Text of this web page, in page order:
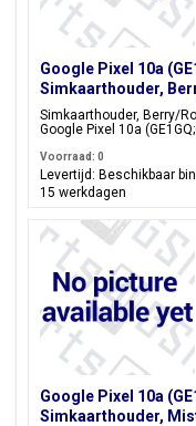
Google Pixel 10a
Simkaarthouder,
Simkaarthouder, Berry/
Google Pixel 10a
Voorraad: 0
Levertijd: Beschikbaar
15 werkdagen
Google Pixel 10a
Simkaarthouder,